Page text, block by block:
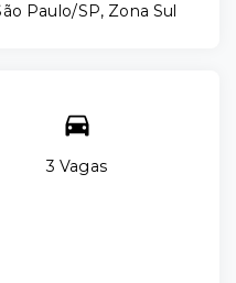
Paulo/SP, Zona Sul
3 Vagas